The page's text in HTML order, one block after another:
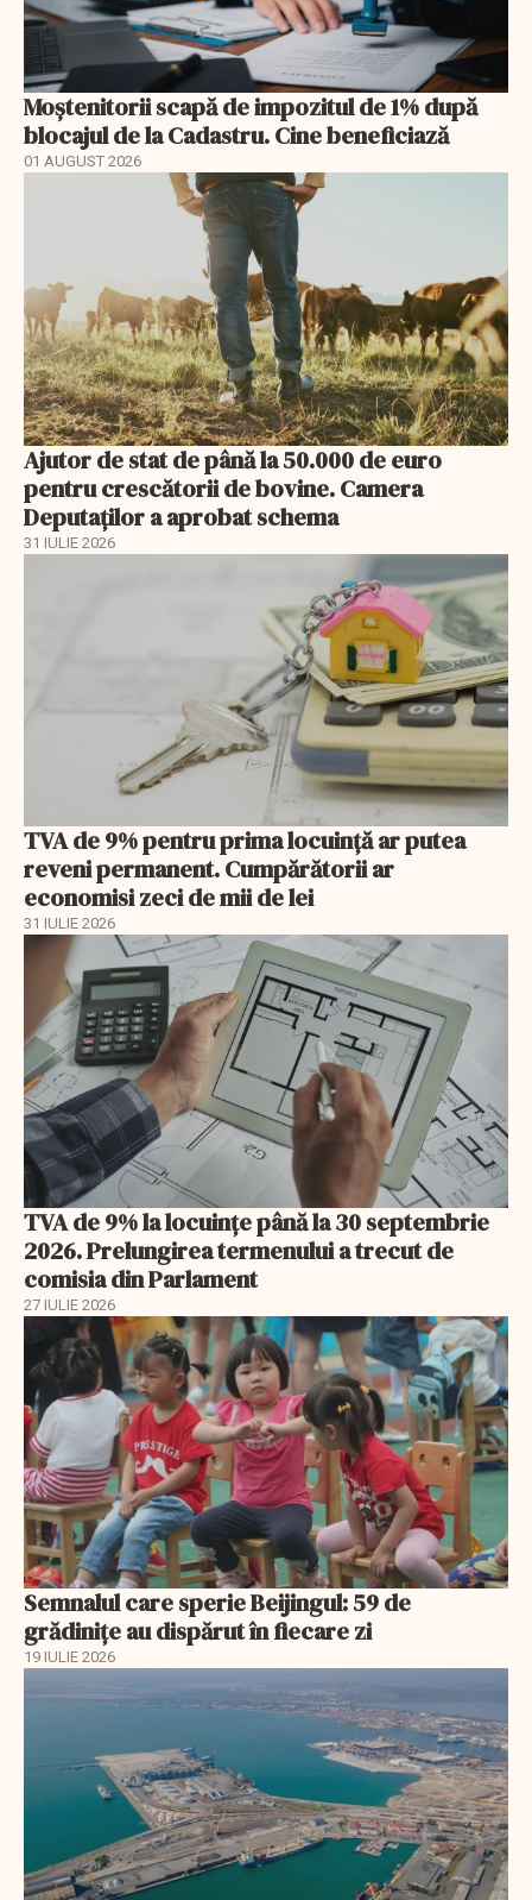
Moștenitorii scapă de impozitul de 1% după
blocajul de la Cadastru. Cine beneficiază
01 AUGUST 2026
Ajutor de stat de până la 50.000 de euro
pentru crescătorii de bovine. Camera
Deputaților a aprobat schema
31 IULIE 2026
TVA de 9% pentru prima locuință ar putea
reveni permanent. Cumpărătorii ar
economisi zeci de mii de lei
31 IULIE 2026
TVA de 9% la locuințe până la 30 septembrie
2026. Prelungirea termenului a trecut de
comisia din Parlament
27 IULIE 2026
Semnalul care sperie Beijingul: 59 de
grădinițe au dispărut în fiecare zi
19 IULIE 2026